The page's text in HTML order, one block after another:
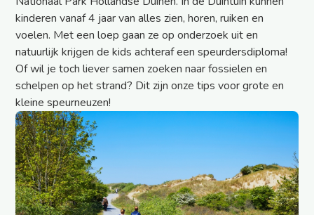
kinderen vanaf 4 jaar van alles zien, horen, ruiken en
voelen. Met een loep gaan ze op onderzoek uit en
natuurlijk krijgen de kids achteraf een speurdersdiploma!
Of wil je toch liever samen zoeken naar fossielen en
schelpen op het strand? Dit zijn onze tips voor grote en
kleine speurneuzen!